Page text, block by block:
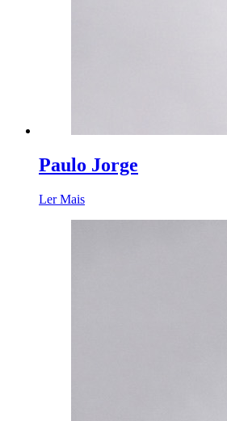
Paulo Jorge
Ler Mais